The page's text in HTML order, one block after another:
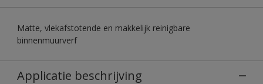
Matte, vlekafstotende en makkelijk reinigbare
binnenmuurverf
Applicatie beschrijving